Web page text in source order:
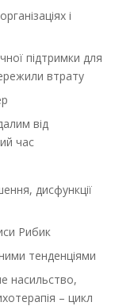
і
підтримки для
втрату
від
час
дисфункції
Рибик
тенденціями
насильство,
– цикл